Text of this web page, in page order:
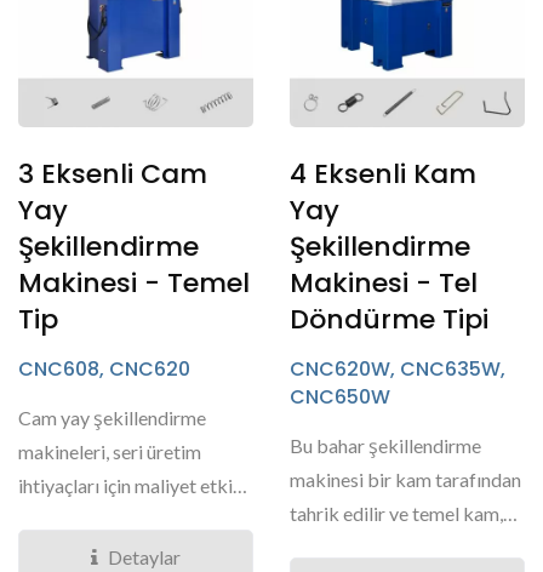
3 Eksenli Cam
Yay
Şekillendirme
Makinesi - Temel
Tip
CNC608, CNC620
Cam yay şekillendirme
makineleri, seri üretim
ihtiyaçları için maliyet etkin
Detaylar
4 Eksenli Kam
Yay
Şekillendirme
Makinesi - Tel
Döndürme Tipi
CNC620W, CNC635W,
CNC650W
Bu bahar şekillendirme
makinesi bir kam tarafından
tahrik edilir ve temel kam,